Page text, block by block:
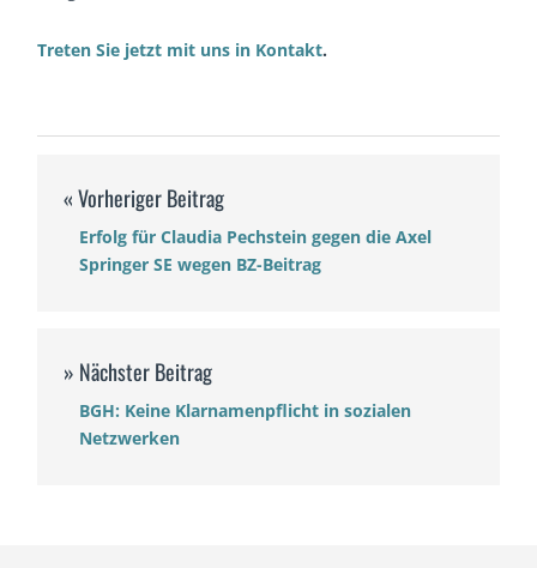
Treten Sie jetzt mit uns in Kontakt.
Erfolg für Claudia Pechstein gegen die Axel
Springer SE wegen BZ-Beitrag
BGH: Keine Klarnamenpflicht in sozialen
Netzwerken